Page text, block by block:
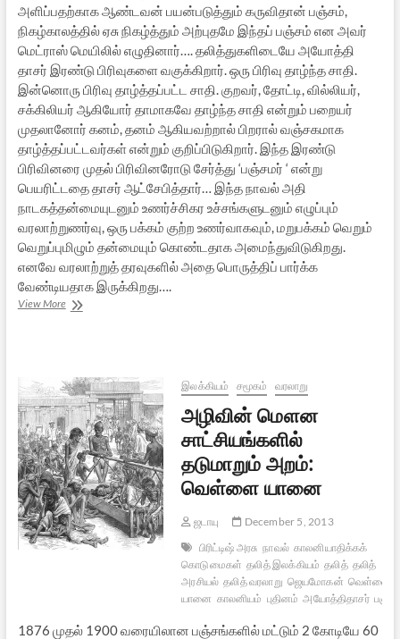
அளிப்பதற்காக ஆண்டவன் பயன்படுத்தும் கருவிதான் பஞ்சம்,
நிகழ்காலத்தில் ஏசு நிகழ்த்தும் அற்புதமே இந்தப் பஞ்சம் என அவர்
மெட்ராஸ் மெயிலில் எழுதினார்…. தலித்துகளிடையே அயோத்தி
தாசர் இரண்டு பிரிவுகளை வகுக்கிறார். ஒரு பிரிவு தாழ்ந்த சாதி.
இன்னொரு பிரிவு தாழ்த்தப்பட்ட சாதி. குறவர், தோட்டி, வில்லியர்,
சக்கிலியர் ஆகியோர் தாமாகவே தாழ்ந்த சாதி என்றும் பறையர்
முதலானோர் கனம், தனம் ஆகியவற்றால் பிறரால் வஞ்சகமாக
தாழ்த்தப்பட்டவர்கள் என்றும் குறிப்பிடுகிறார். இந்த இரண்டு
பிரிவினரை முதல் பிரிவினரோடு சேர்த்து ‘பஞ்சமர் ‘ என்று
பெயரிட்டதை தாசர் ஆட்சேபித்தார்… இந்த நாவல் அதி
நாடகத்தன்மையுடனும் உணர்ச்சிகர உச்சங்களுடனும் எழுப்பும்
வரலாற்றுணர்வு, ஒரு பக்கம் குற்ற உணர்வாகவும், மறுபக்கம் வெறும்
வெறுப்புமிழும் தன்மையும் கொண்டதாக அமைந்துவிடுகிறது.
எனவே வரலாற்றுத் தரவுகளில் அதை பொருத்திப் பார்க்க
வேண்டியதாக இருக்கிறது….
View Moreபுனைவு
யானை’யை
முன்வைத்து
–
2
இலக்கியம் சமூகம் வரலாறு
அழிவின் மௌன
சாட்சியங்களில்
தடுமாறும் அறம்:
வெள்ளை யானை
ஜடாயு
December 5, 2013
பிரிட்டிஷ் அரசு நாவல் காலனியாதிக்கக்
கொடுமைகள் தலித் இலக்கியம் தலித் தலித்
அரசியல் தலித் வரலாறு ஜெயமோகன் வெள்ளை
யானை காலனியம் புதினம் அயோத்திதாசர்
1876 முதல் 1900 வரையிலான பஞ்சங்களில் மட்டும் 2 கோடியே 60